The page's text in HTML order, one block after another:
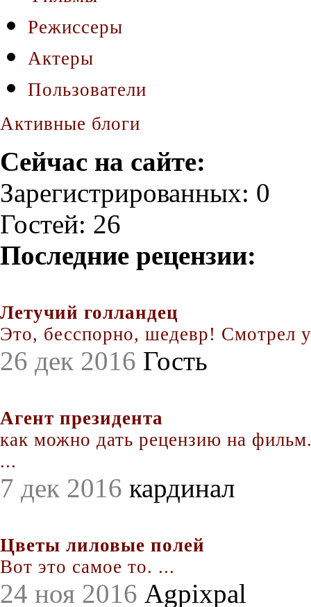
Режиссеры
Актеры
Пользователи
Активные блоги
Сейчас на сайте:
Зарегистрированных: 0
Гостей: 26
Последние рецензии:
Летучий голландец
Это, бесспорно, шедевр! Смотрел
26 дек 2016 Гость
Агент президента
как можно дать рецензию на
...
7 дек 2016 кардинал
Цветы лиловые полей
Вот это самое то. ...
24 ноя 2016 Agpixpal